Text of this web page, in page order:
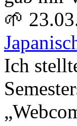
🌱
Ich